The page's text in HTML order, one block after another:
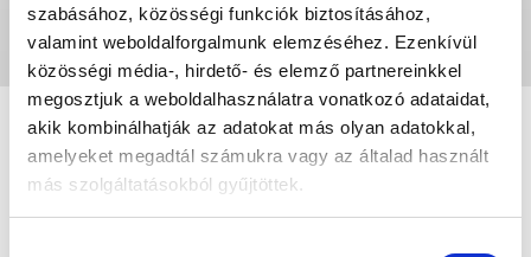
szabásához, közösségi funkciók biztosításához,
valamint weboldalforgalmunk elemzéséhez. Ezenkívül
közösségi média-, hirdető- és elemző partnereinkkel
megosztjuk a weboldalhasználatra vonatkozó adataidat,
akik kombinálhatják az adatokat más olyan adatokkal,
amelyeket megadtál számukra vagy az általad használt
más szolgáltatásokból gyűjtöttek.